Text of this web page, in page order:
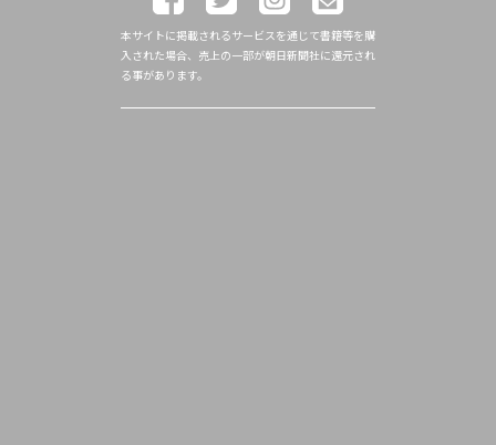
本サイトに掲載されるサービスを通じて書籍等を購
入された場合、売上の一部が朝日新聞社に還元され
る事があります。